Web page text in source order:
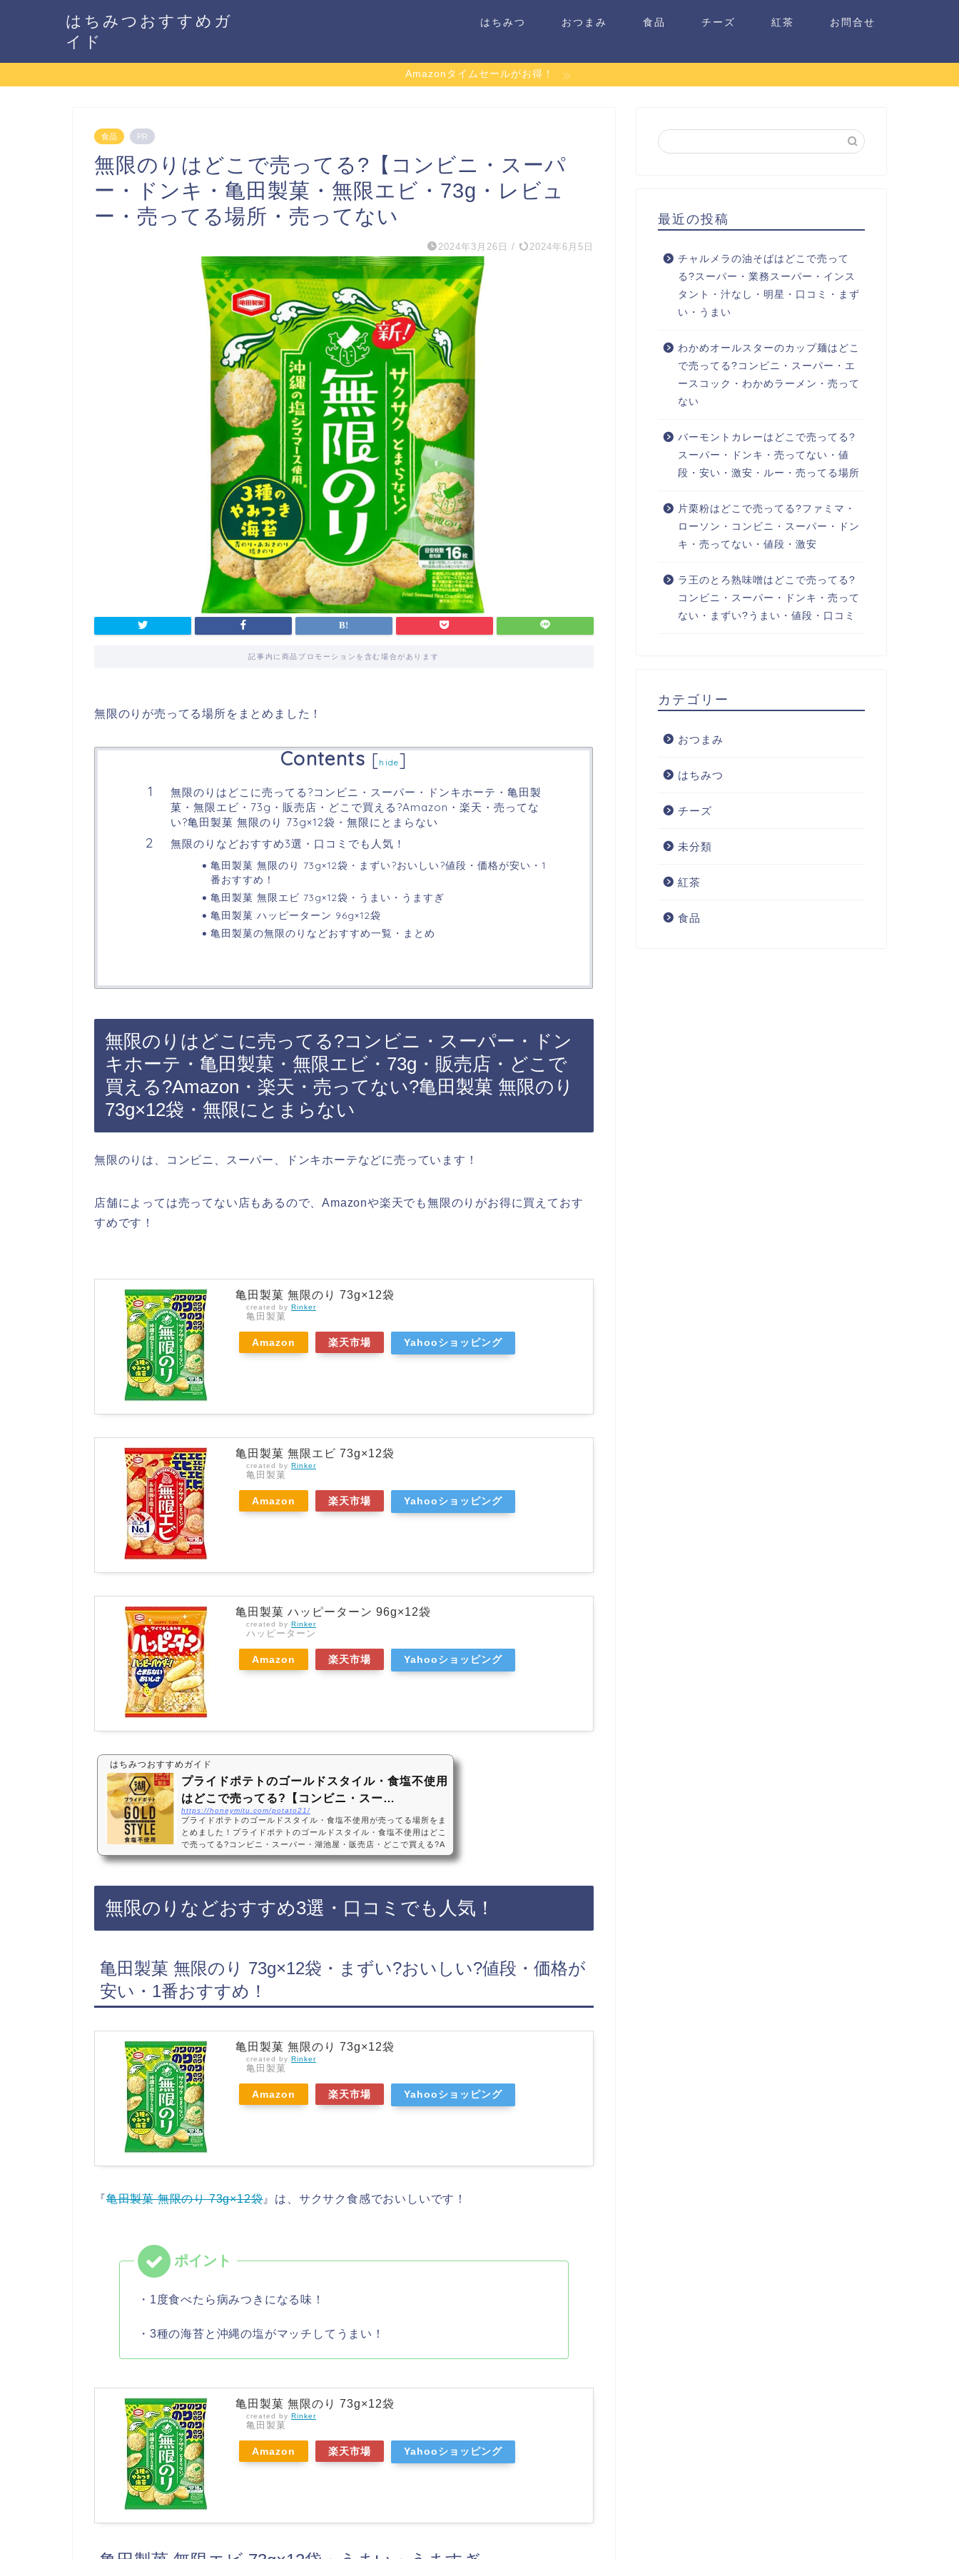
はちみつおすすめガ
イド
はちみつ おつまみ 食品 チーズ 紅茶 お問合せ
Amazonタイムセールがお得！
食品 PR
無限のりはどこで売ってる?【コンビニ・スーパ
ー・ドンキ・亀田製菓・無限エビ・73g・レビュ
ー・売ってる場所・売ってない
2024年3月26日 / 2024年6月5日
記事内に商品プロモーションを含む場合があります
無限のりが売ってる場所をまとめました！
Contents [hide]
無限のりはどこに売ってる?コンビニ・スーパー・ドンキホーテ・亀田製
菓・無限エビ・73g・販売店・どこで買える?Amazon・楽天・売ってな
い?亀田製菓 無限のり 73g×12袋・無限にとまらない
無限のりなどおすすめ3選・口コミでも人気！
亀田製菓 無限のり 73g×12袋・まずい?おいしい?値段・価格が安い・1
番おすすめ！
亀田製菓 無限エビ 73g×12袋・うまい・うますぎ
亀田製菓 ハッピーターン 96g×12袋
亀田製菓の無限のりなどおすすめ一覧・まとめ
無限のりはどこに売ってる?コンビニ・スーパー・ドン
キホーテ・亀田製菓・無限エビ・73g・販売店・どこで
買える?Amazon・楽天・売ってない?亀田製菓 無限のり
73g×12袋・無限にとまらない
無限のりは、コンビニ、スーパー、ドンキホーテなどに売っています！
店舗によっては売ってない店もあるので、Amazonや楽天でも無限のりがお得に買えておす
すめです！
亀田製菓 無限のり 73g×12袋
created by Rinker
亀田製菓
Amazon 楽天市場 Yahooショッピング
亀田製菓 無限エビ 73g×12袋
created by Rinker
亀田製菓
Amazon 楽天市場 Yahooショッピング
亀田製菓 ハッピーターン 96g×12袋
created by Rinker
ハッピーターン
Amazon 楽天市場 Yahooショッピング
はちみつおすすめガイド
プライドポテトのゴールドスタイル・食塩不使用
はどこで売ってる?【コンビニ・スー…
https://honeymitu.com/potato21/
プライドポテトのゴールドスタイル・食塩不使用が売ってる場所をま
とめました！プライドポテトのゴールドスタイル・食塩不使用はどこ
で売ってる?コンビニ・スーパー・湖池屋・販売店・どこで買える?A
mazon・楽天・売ってない?発売日・2024年3月18日発売予定プライ
に買えておすすめです！プライドポテトのゴールドスタイル・食塩不
使用など…
無限のりなどおすすめ3選・口コミでも人気！
亀田製菓 無限のり 73g×12袋・まずい?おいしい?値段・価格が
安い・1番おすすめ！
亀田製菓 無限のり 73g×12袋
created by Rinker
亀田製菓
Amazon 楽天市場 Yahooショッピング
『亀田製菓 無限のり 73g×12袋』は、サクサク食感でおいしいです！
・1度食べたら病みつきになる味！
・3種の海苔と沖縄の塩がマッチしてうまい！
亀田製菓 無限のり 73g×12袋
created by Rinker
亀田製菓
Amazon 楽天市場 Yahooショッピング
最近の投稿
チャルメラの油そばはどこで売って
る?スーパー・業務スーパー・インス
タント・汁なし・明星・口コミ・まず
い・うまい
わかめオールスターのカップ麺はどこ
で売ってる?コンビニ・スーパー・エ
ースコック・わかめラーメン・売って
ない
バーモントカレーはどこで売ってる?
スーパー・ドンキ・売ってない・値
段・安い・激安・ルー・売ってる場所
片栗粉はどこで売ってる?ファミマ・
ローソン・コンビニ・スーパー・ドン
キ・売ってない・値段・激安
ラ王のとろ熟味噌はどこで売ってる?
コンビニ・スーパー・ドンキ・売って
ない・まずい?うまい・値段・口コミ
カテゴリー
おつまみ
はちみつ
チーズ
未分類
紅茶
食品